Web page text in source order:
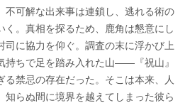
可解な出来事は連鎖し、逃れる術の
く。真相を探るため、鹿角は懇意にし
司に協力を仰ぐ。調査の末に浮かび上
持ちで足を踏み入れた山——『祝山』
る禁忌の存在だった。そこは本来、人
知らぬ間に境界を越えてしまった彼ら